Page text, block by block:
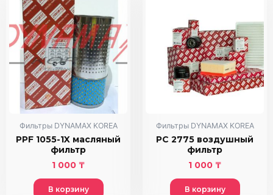
Фильтры DYNAMAX KOREA
PPF 1055-1X масляный
фильтр
1 000 ₸
В корзину
Фильтры DYNAMAX KOREA
PC 2775 воздушный
фильтр
1 000 ₸
В корзину